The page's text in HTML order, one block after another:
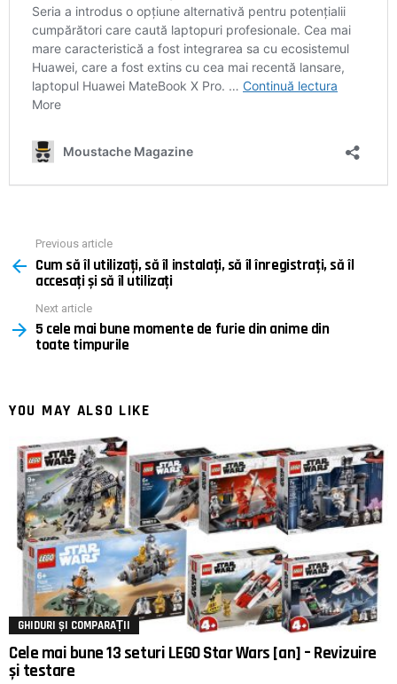
more
Previous article
Cum să îl utilizați, să îl instalați, să îl înregistrați, să îl
accesați și să îl utilizați
Next article
5 cele mai bune momente de furie din anime din
toate timpurile
YOU MAY ALSO LIKE
GHIDURI ȘI COMPARAȚII
Cele mai bune 13 seturi LEGO Star Wars [an] – Revizuire
și testare